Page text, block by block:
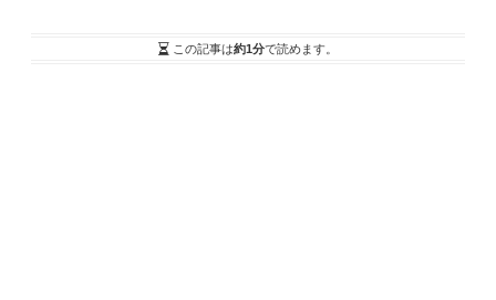
この記事は約1分で読めます。